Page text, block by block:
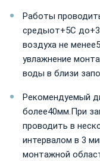
Работы
средыот+5С
воздуха не
увлажнение
воды в близи
Рекомендуемый
более40мм.При
проводить в
интервалом в 3
монтажной